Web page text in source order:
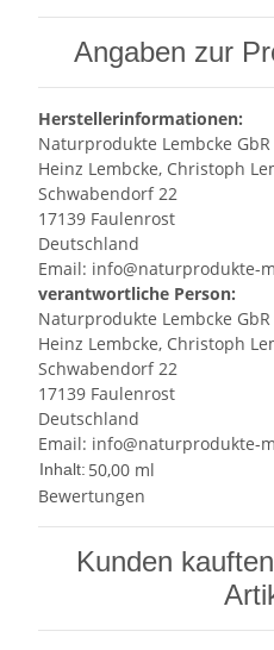
Angaben zur
Herstellerinformationen:
Naturprodukte Lembcke GbR
Heinz Lembcke, Christoph
Schwabendorf 22
17139 Faulenrost
Deutschland
Email: info@naturprodukte-
verantwortliche Person:
Naturprodukte Lembcke GbR
Heinz Lembcke, Christoph
Schwabendorf 22
17139 Faulenrost
Deutschland
Email: info@naturprodukte-
Inhalt: 50,00 ml
Bewertungen
Kunden